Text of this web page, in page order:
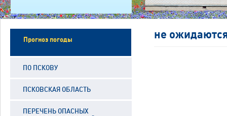
Прогноз погоды
ПО ПСКОВУ
ПСКОВСКАЯ ОБЛАСТЬ
ПЕРЕЧЕНЬ ОПАСНЫХ
не